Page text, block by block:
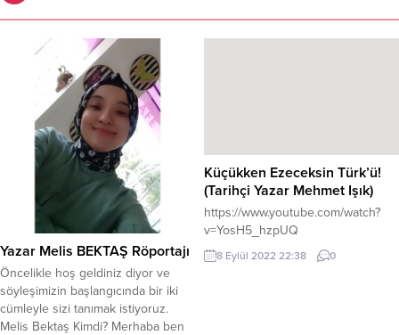
Yazar Melis BEKTAŞ Röportajı
Öncelikle hoş geldiniz diyor ve
söyleşimizin başlangıcında bir iki
cümleyle sizi tanımak istiyoruz.
Melis Bektaş Kimdi? Merhaba ben
Küçükken Ezeceksin Türk’ü!
(Tarihçi Yazar Mehmet Işık)
https://www.youtube.com/watch?
v=YosH5_hzpUQ
8 Eylül 2022 22:38 0